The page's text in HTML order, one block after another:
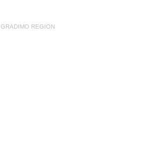
GRADIMO REGION